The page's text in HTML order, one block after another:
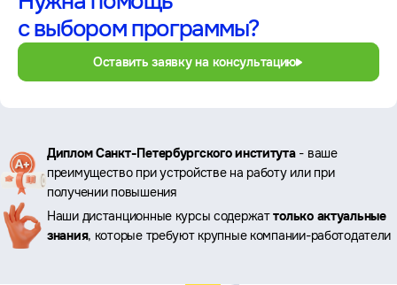
с выбором программы?
Оставить заявку на консультацию
Ключевые
преимущества
Диплом Санкт-Петербургского института- ваше
преимущество при устройстве на работу или при
получении повышения
Наши дистанционные курсы содержаттолько актуальные
знания, которые требуют крупные компании-работодатели